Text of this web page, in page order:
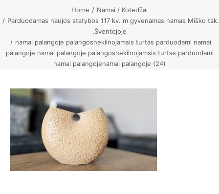
Namai / Kotedžai
Žemės sklypai
Kontaktai
Home
Namai / Kotedžai
Parduodamas naujos statybos 117 kv. m gyvenamas namas Miško tak.
,Šventojoje
namai palangoje palangosnekilnojamsis turtas parduodami namai
palangoje namai palangoje palangosnekilnojamsis turtas parduodami
namai palangojenamai palangoje (24)